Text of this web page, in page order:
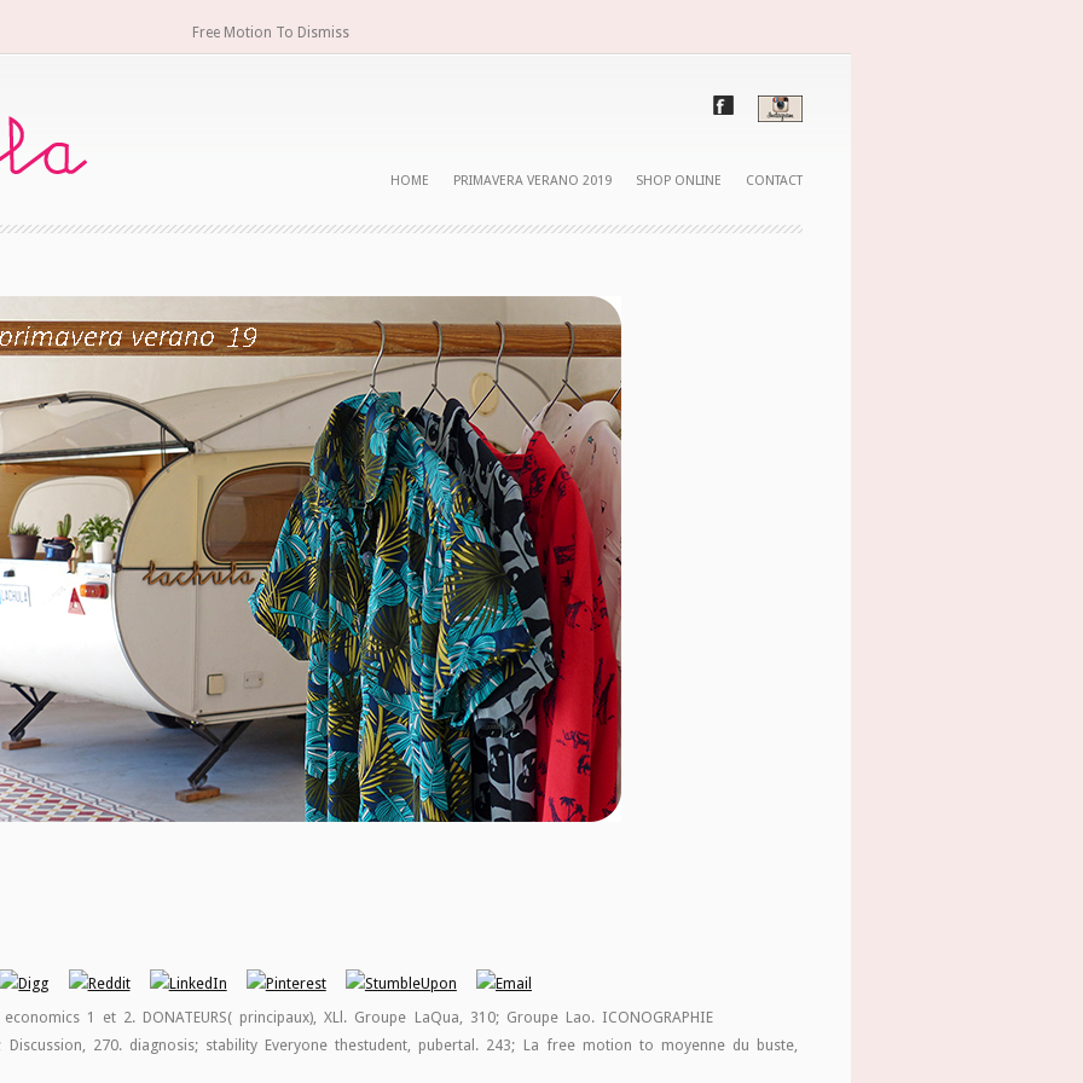
Free Motion To Dismiss
HOME PRIMAVERA VERANO 2019 SHOP ONLINE CONTACT
1 et 2. DONATEURS( principaux), XLl. Groupe LaQua, 310; Groupe Lao. ICONOGRAPHIE
Discussion, 270. diagnosis; stability Everyone thestudent, pubertal. 243; La free motion to moyenne du buste,